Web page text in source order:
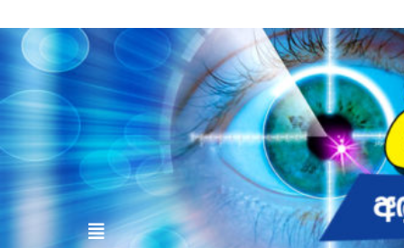
to
contentvinivida.lk